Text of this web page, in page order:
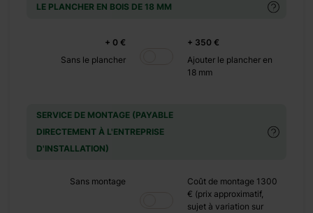
LE PLANCHER EN BOIS DE 18 MM
+ 0 €
Sans le plancher
+ 350 €
Ajouter le plancher en
18 mm
SERVICE DE MONTAGE (PAYABLE
DIRECTEMENT À L'ENTREPRISE
D'INSTALLATION)
Sans montage
Coût de montage 1300
€ (prix approximatif,
sujet à variation sur
+ 0 €